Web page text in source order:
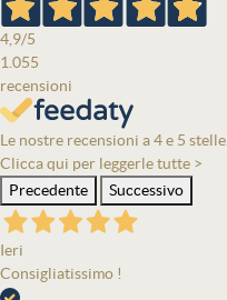
4,9/5
1.055
recensioni
Le nostre recensioni a 4 e 5 stelle.
Clicca qui per leggerle tutte >
Precedente
Successivo
Ieri
Consigliatissimo !